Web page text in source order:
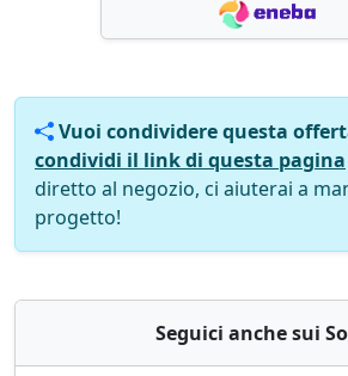
Vuoi condividere questa
condividi il link di questa pagina
diretto al negozio, ci aiuterai a
progetto!
Seguici anche sui